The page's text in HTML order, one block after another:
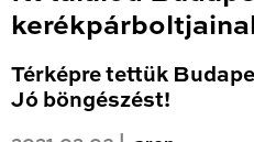
Térképre tettük
Jó böngészést!